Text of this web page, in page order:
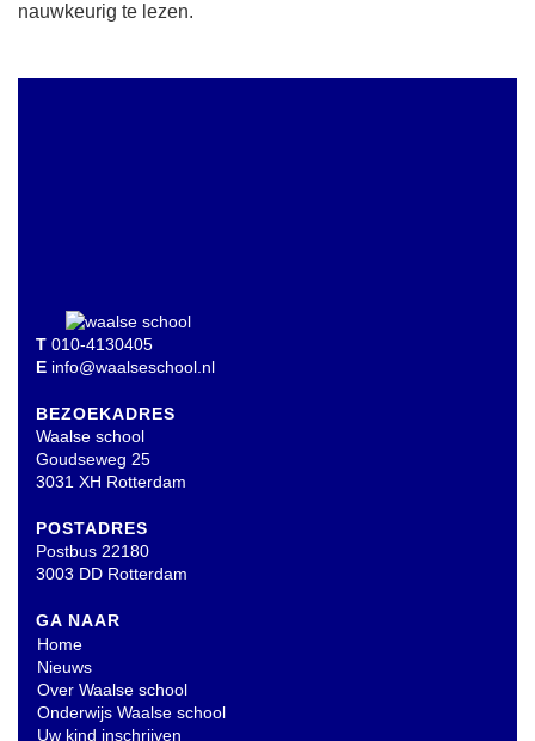
nauwkeurig te lezen.
T 010-4130405
E info@waalseschool.nl
BEZOEKADRES
Waalse school
Goudseweg 25
3031 XH Rotterdam
POSTADRES
Postbus 22180
3003 DD Rotterdam
GA NAAR
Home
Nieuws
Over Waalse school
Onderwijs Waalse school
Uw kind inschrijven